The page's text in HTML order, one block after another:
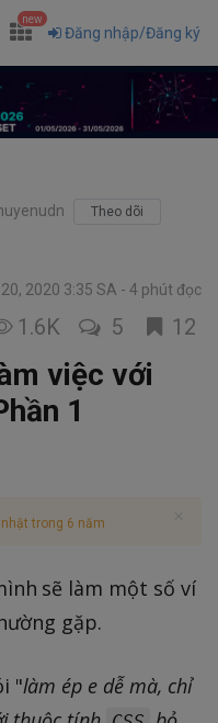
new
Đăng nhập/Đăng ký
Theo dõi
2020 3:35 SA 4 phút đọc
1.6K 5 12
việc với
1
trong 6 năm
sẽ làm một số ví
gặp.
"làm ép e dễ mà, chỉ